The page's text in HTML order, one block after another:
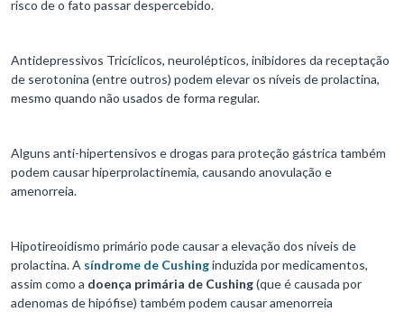
risco de o fato passar despercebido.
Antidepressivos Tricíclicos, neurolépticos, inibidores da receptação
de serotonina (entre outros) podem elevar os níveis de prolactina,
mesmo quando não usados de forma regular.
Alguns anti-hipertensivos e drogas para proteção gástrica também
podem causar hiperprolactinemia, causando anovulação e
amenorreia.
Hipotireoidismo primário pode causar a elevação dos níveis de
prolactina. A síndrome de Cushinginduzida por medicamentos,
assim como a doença primária de Cushing(que é causada por
adenomas de hipófise) também podem causar amenorreia